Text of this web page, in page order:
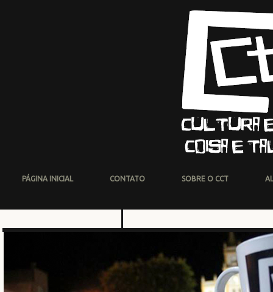
PÁGINA INICIAL CONTATO SOBRE O CCT